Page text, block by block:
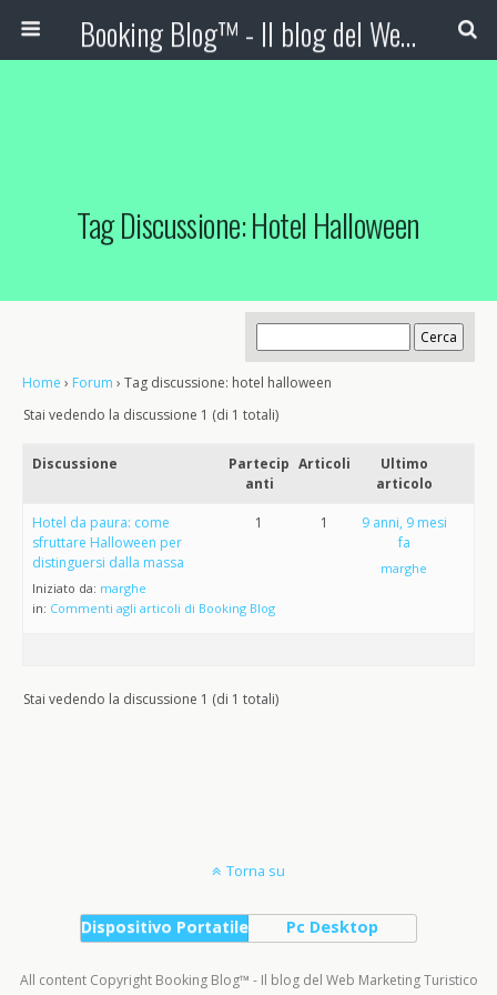
Booking Blog™ - Il blog del Web Marketing Turistico
Tag Discussione: Hotel Halloween
Home › Forum › Tag discussione: hotel halloween
Stai vedendo la discussione 1 (di 1 totali)
Discussione
Partecip
anti
Articoli
Ultimo
articolo
Hotel da paura: come
sfruttare Halloween per
distinguersi dalla massa
Iniziato da: marghe
in: Commenti agli articoli di Booking Blog
1 1
9 anni, 9 mesi
fa
marghe
Stai vedendo la discussione 1 (di 1 totali)
Torna su
Dispositivo Portatile Pc Desktop
All content Copyright Booking Blog™ - Il blog del Web Marketing Turistico